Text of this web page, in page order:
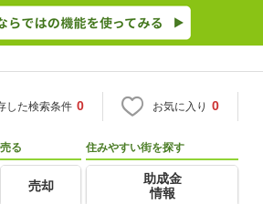
した検索条件 0 お気に入り 0
売る
売却
住みやすい街を探す
助成金
情報